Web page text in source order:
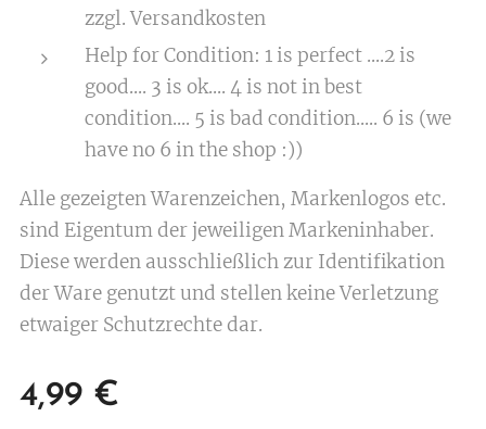
zzgl. Versandkosten
Help for Condition: 1 is perfect ....2 is
good.... 3 is ok.... 4 is not in best
condition.... 5 is bad condition..... 6 is (we
have no 6 in the shop :))
Alle gezeigten Warenzeichen, Markenlogos etc.
sind Eigentum der jeweiligen Markeninhaber.
Diese werden ausschließlich zur Identifikation
der Ware genutzt und stellen keine Verletzung
etwaiger Schutzrechte dar.
4,99 €